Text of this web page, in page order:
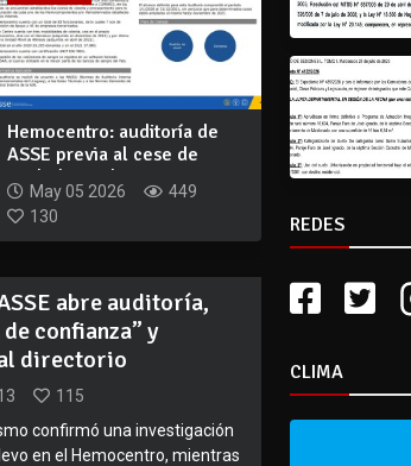
Hemocentro: auditoría de
ASSE previa al cese de
Curbelo no d...
May 05 2026
449
130
abre auditoría,
confianza” y
directorio
115
confirmó una investigación
en el Hemocentro, mientras
REDES
CLIMA